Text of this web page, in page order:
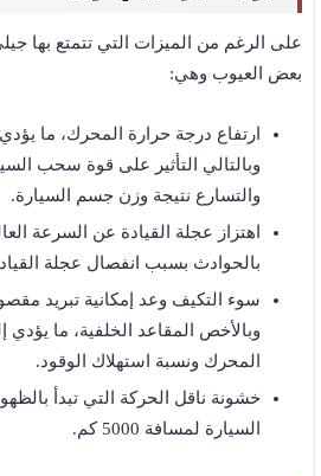
على الرغم من الميزات التي تتمتع بها
بعض العيوب وهي:
ارتفاع درجة حرارة المحرك، ما
وبالتالي التأثير على قوة سحب
والتسارع نتيجة وزن جسم السيارة.
اهتزاز عجلة القيادة عن السرعة
بالحوادث بسبب انفصال عجلة
سوء التكيف وعد إمكانية تبريد
وبالأخص المقاعد الخلفية، ما يؤدي
المحرك ونسبة استهلاك الوقود.
خشونة ناقل الحركة التي تبدأ
السيارة لمسافة 5000 كم.